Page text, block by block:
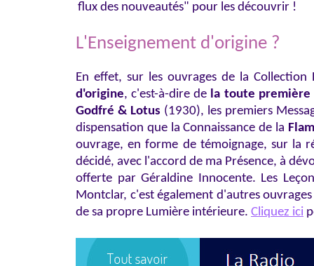
flux des nouveautés" pour les découvrir !
L'Enseignement d'origine ?
En effet, sur les ouvrages de la
d'origine, c'est-à-dire de la toute première
Godfré & Lotus (1930), les premiers
dispensation que la Connaissance de la
ouvrage, en forme de témoignage, sur la
décidé, avec l'accord de ma Présence, à
offerte par Géraldine Innocente. Les
Montclar, c'est également d'autres
de sa propre Lumière intérieure. Cliquez ici